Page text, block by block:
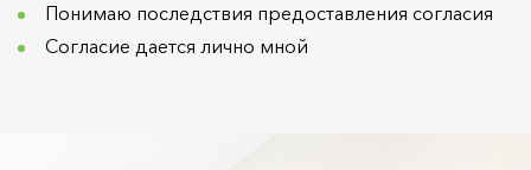
Понимаю последствия предоставления согласия
Согласие дается лично мной